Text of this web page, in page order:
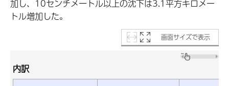
加し、10センチメートル以上の沈下は3.1平方キロメー
トル増加した。
画面サイズで表示
内訳